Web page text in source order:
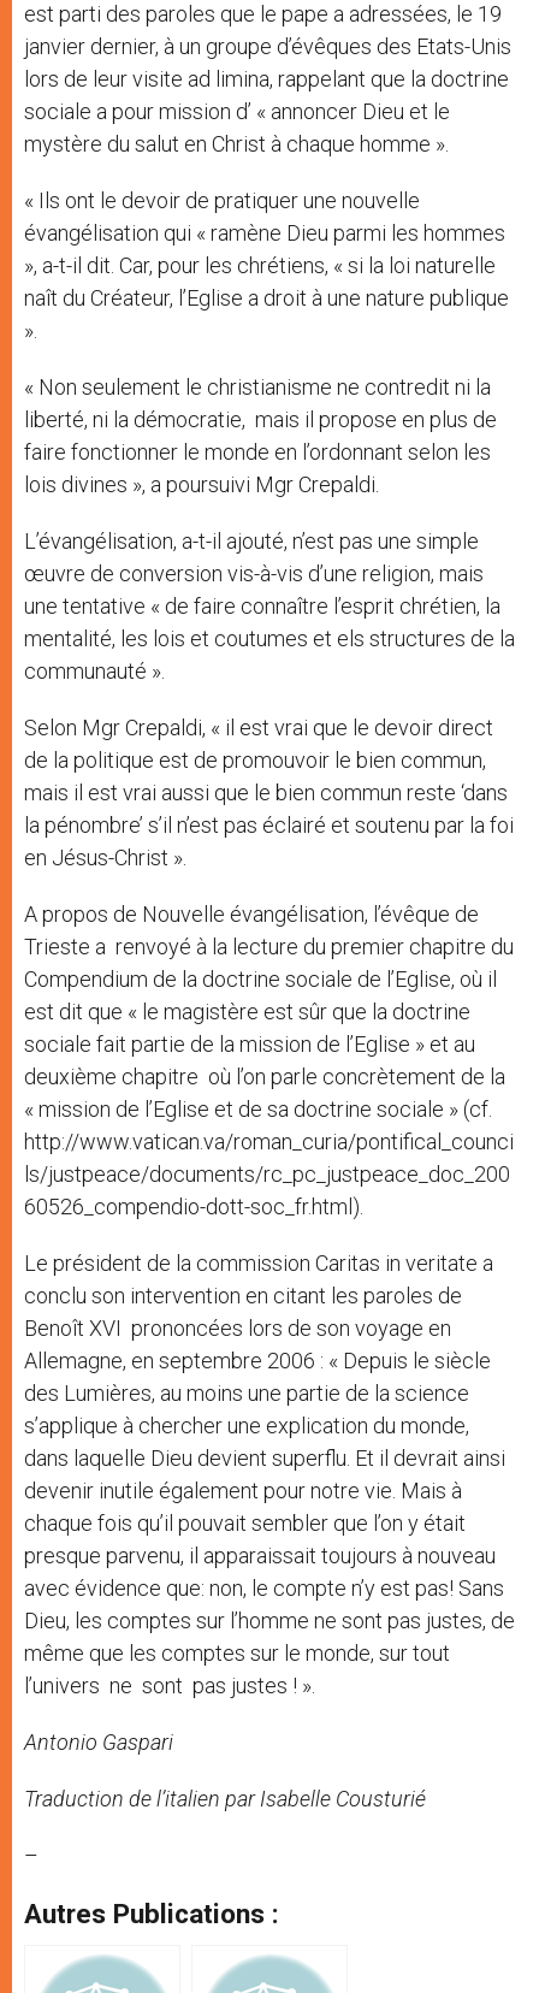
est parti des paroles que le pape a adressées, le 19
janvier dernier, à un groupe d’évêques des Etats-Unis
lors de leur visite ad limina, rappelant que la doctrine
sociale a pour mission d’ « annoncer Dieu et le
mystère du salut en Christ à chaque homme ».
« Ils ont le devoir de pratiquer une nouvelle
évangélisation qui « ramène Dieu parmi les hommes
», a-t-il dit. Car, pour les chrétiens, « si la loi naturelle
naît du Créateur, l’Eglise a droit à une nature publique
».
« Non seulement le christianisme ne contredit ni la
liberté, ni la démocratie, mais il propose en plus de
faire fonctionner le monde en l’ordonnant selon les
lois divines », a poursuivi Mgr Crepaldi.
L’évangélisation, a-t-il ajouté, n’est pas une simple
œuvre de conversion vis-à-vis d’une religion, mais
une tentative « de faire connaître l’esprit chrétien, la
mentalité, les lois et coutumes et els structures de la
communauté ».
Selon Mgr Crepaldi, « il est vrai que le devoir direct
de la politique est de promouvoir le bien commun,
mais il est vrai aussi que le bien commun reste ‘dans
la pénombre’ s’il n’est pas éclairé et soutenu par la foi
en Jésus-Christ ».
A propos de Nouvelle évangélisation, l’évêque de
Trieste a renvoyé à la lecture du premier chapitre du
Compendium de la doctrine sociale de l’Eglise, où il
est dit que « le magistère est sûr que la doctrine
sociale fait partie de la mission de l’Eglise » et au
deuxième chapitre où l’on parle concrètement de la
« mission de l’Eglise et de sa doctrine sociale » (cf.
http://www.vatican.va/roman_curia/pontifical_counci
ls/justpeace/documents/rc_pc_justpeace_doc_200
60526_compendio-dott-soc_fr.html).
Le président de la commission Caritas in veritate a
conclu son intervention en citant les paroles de
Benoît XVI prononcées lors de son voyage en
Allemagne, en septembre 2006 : « Depuis le siècle
des Lumières, au moins une partie de la science
s’applique à chercher une explication du monde,
dans laquelle Dieu devient superflu. Et il devrait ainsi
devenir inutile également pour notre vie. Mais à
chaque fois qu’il pouvait sembler que l’on y était
presque parvenu, il apparaissait toujours à nouveau
avec évidence que: non, le compte n’y est pas! Sans
Dieu, les comptes sur l’homme ne sont pas justes, de
même que les comptes sur le monde, sur tout
l’univers ne sont pas justes ! ».
Antonio Gaspari
Traduction de l’italien par Isabelle Cousturié
–
Autres Publications :